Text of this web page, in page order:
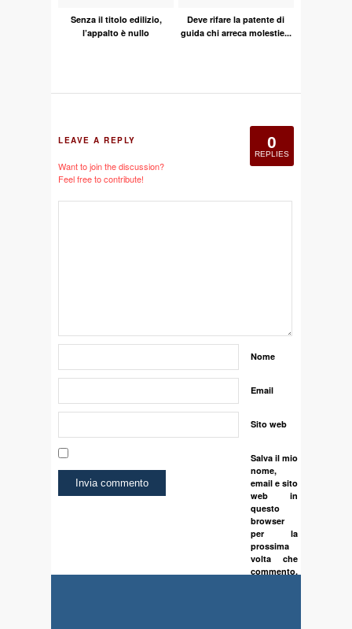
Senza il titolo edilizio,
l’appalto è nullo
Deve rifare la patente di
guida chi arreca molestie...
0
REPLIES
LEAVE A REPLY
Want to join the discussion?
Feel free to contribute!
Nome
Email
Sito web
Salva il mio
nome,
email e sito
web in
questo
browser
per la
prossima
volta che
commento.